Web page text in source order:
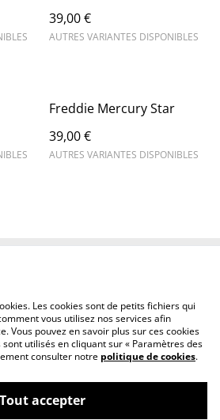
39,00 €
AUTRES VARIANTES DISPONIBLES
Freddie Mercury Star
39,00 €
AUTRES VARIANTES DISPONIBLES
Politique de cookies
Les cookies sont de petits fichiers qui
vous utilisez nos services afin
Vous pouvez en savoir plus sur ces cookies
utilisés en cliquant sur « Paramètres des
consulter notre politique de cookies.
Tout accepter